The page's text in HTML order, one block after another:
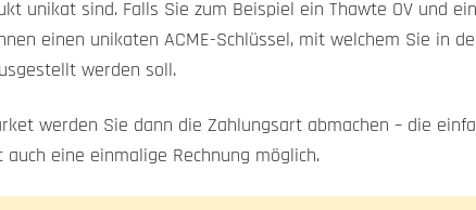
unikat sind. Falls Sie zum Beispiel ein Thawte OV und
einen unikaten ACME-Schlüssel, mit welchem Sie in
werden soll.
werden Sie dann die Zahlungsart abmachen – die
eine einmalige Rechnung möglich.